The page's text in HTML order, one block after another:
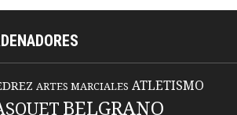
ARTES MARCIALES ATLETISMO
BELGRANO